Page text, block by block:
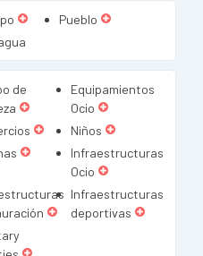
Pueblo
de
Equipamientos
Ocio
Niños
Infraestructuras
Ocio
Infraestructuras
deportivas